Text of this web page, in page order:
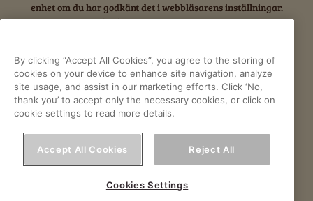
enhet om du har godkänt det i webbläsarens inställningar.
Cookies används för förbättring av webbplatsen, analys och
Läs mer om Orklas behandling av personuppgifter,
inklusive rätt till åtkomst.
F
a
c
Y
I
n
© 2022 Orkla. All rights reserved
By clicking “Accept All Cookies”, you agree to the storing of
cookies on your device to enhance site navigation, analyze
site usage, and assist in our marketing efforts. Click ‘No,
thank you’ to accept only the necessary cookies, or click on
cookie settings to read more details.
Accept All Cookies Reject All
Cookies Settings